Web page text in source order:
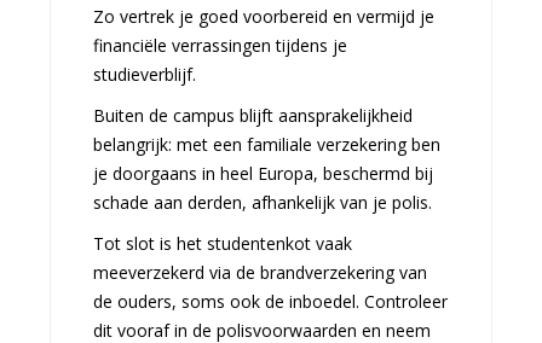
Zo vertrek je goed voorbereid en vermijd je
financiële verrassingen tijdens je
studieverblijf.
Buiten de campus blijft aansprakelijkheid
belangrijk: met een familiale verzekering ben
je doorgaans in heel Europa, beschermd bij
schade aan derden, afhankelijk van je polis.
Tot slot is het studentenkot vaak
meeverzekerd via de brandverzekering van
de ouders, soms ook de inboedel. Controleer
dit vooraf in de polisvoorwaarden en neem